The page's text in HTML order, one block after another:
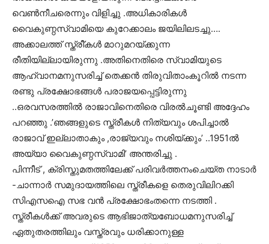
വെണ്‍നീചരെന്നും വിളിച്ചു .അധികാരികള്‍
വൈകുണ്ഠസ്വാമിയെ കുറേക്കാലം ജയിലിലടച്ചു….
അക്കാലത്ത് സ്ത്രീ്കള്‍ മാറുമറയ്ക്കുന്ന
രീതിയില്ലായിരുന്നു .അതിനെതിരെ സ്വാമിയുടെ
ആഹ്വാനമനുസരിച്ച് തെക്കന്‍ തിരുവിതാംകൂറില്‍ നടന്ന
രണ്ടു പ്രക്ഷോഭങ്ങള്‍ പരാജയപ്പെട്ടിരുന്നു
..ഒരവസരത്തില്‍ രാജാവിനെതിരെ വിരല്‍ചൂണ്ടി അദ്ദേഹം
പറഞ്ഞു .’ഞങ്ങളുടെ സ്ത്രീകള്‍ നിത്യവും ശപിച്ചാല്‍
രാജാവ് ഇല്ലാതാകും ,രാജ്യവും നശിയ്ക്കും’ ..1951ല്‍
അയ്യാ വൈകുണ്ഠസ്വാമി’ അന്തരിച്ചു .
പിന്നീട് , ക്രിസ്തുമതത്തിലേക്ക് പരിവര്‍ത്തനംചെയ്ത നാടാര്‍
-ചാന്നാര്‍ സമുദായത്തിലെ സ്ത്രീകളെ തെരുവിലിറക്കി
സിഎസഐ സഭ വന്‍ പ്രക്ഷോഭംതന്നെ നടത്തി .
സ്ത്രീകൾക്ക്‌ അവരുടെ ആഭിജാത്യബോധമനുസരിച്ച്
ഏതുതരത്തിലും വസ്ത്രവും ധരിക്കാനുള്ള